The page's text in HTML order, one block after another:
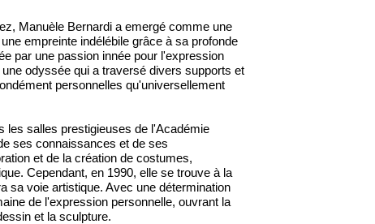
Manuèle Bernardi a emergé comme une
empreinte indélébile grâce à sa profonde
par une passion innée pour l'expression
odyssée qui a traversé divers supports et
personnelles qu'universellement
les salles prestigieuses de l'Académie
ses connaissances et de ses
et de la création de costumes,
Cependant, en 1990, elle se trouve à la
sa voie artistique. Avec une détermination
de l'expression personnelle, ouvrant la
et la sculpture.